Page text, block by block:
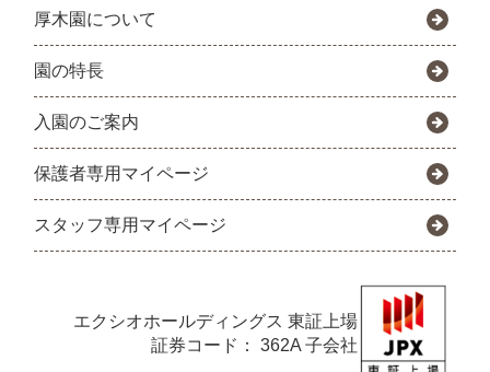
厚木園について
園の特長
入園のご案内
保護者専用マイページ
スタッフ専用マイページ
エクシオホールディングス 東証上場
証券コード： 362A 子会社